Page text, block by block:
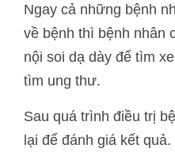
Ngay cả những bệnh
về bệnh thì bệnh nhân
nội soi dạ dày để tìm
tìm ung thư.
Sau quá trình điều trị
lại để đánh giá kết quả.